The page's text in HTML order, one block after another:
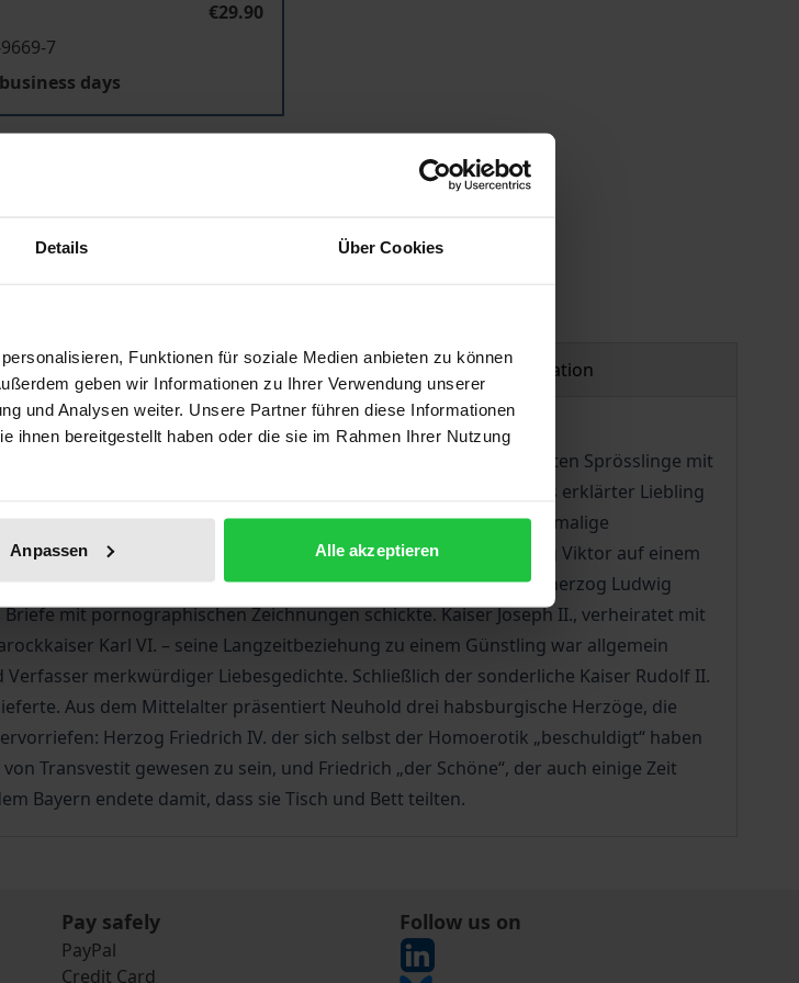
Details Über Cookies
Funktionen für soziale Medien anbieten zu können
geben wir Informationen zu Ihrer Verwendung unserer
und Analysen weiter. Unsere Partner führen diese Informationen
ihnen bereitgestellt haben oder die sie im Rahmen Ihrer Nutzung
Anpassen Alle akzeptieren
€29.90
7
days
on the delivery address, VAT may vary at checkout.
data Product safety information
Österreichs Herrscherhaus handelte bislang keines. Dabei sorgten Sprösslinge mit
vor allem, der jüngste Bruder von Kaiser Franz-Joseph. Als erklärter Liebling
und tratschsüchtig. Er lebte seine Homosexualität für damalige
die Familie die Reißleine. Verbannt und entmündigt starb Ludwig Viktor auf einem
Weiter kommen vor: Der gebildete und eigenwillige Erzherzog Ludwig
mit pornographischen Zeichnungen schickte. Kaiser Joseph II., verheiratet mit
Karl VI. – seine Langzeitbeziehung zu einem Günstling war allgemein
merkwürdiger Liebesgedichte. Schließlich der sonderliche Kaiser Rudolf II.
Aus dem Mittelalter präsentiert Neuhold drei habsburgische Herzöge, die
Herzog Friedrich IV. der sich selbst der Homoerotik „beschuldigt“ haben
Transvestit gewesen zu sein, und Friedrich „der Schöne“, der auch einige Zeit
Bayern endete damit, dass sie Tisch und Bett teilten.
Pay safely
PayPal
Credit Card
Follow us on